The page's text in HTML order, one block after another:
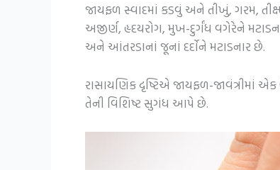
જાયફળ સ્વાદમાં કડવું અને તીખું, ગરમ,
અજીર્ણ, હૃદયરોગ, મુખ-દુર્ગંધ વગેરેને
અને આંતરડાનાં જૂનાં દર્દોને મટાડનાર છે.
રાસાયણિક દૃષ્ટિએ જાયફળ-જાવંત્રીમાં
તેની વિશિષ્ટ સુગંધ આપે છે.